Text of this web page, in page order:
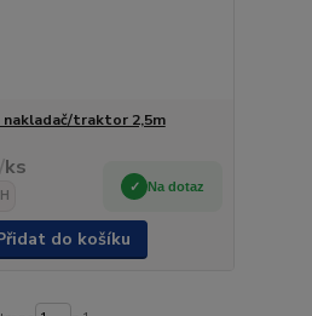
nakladač/traktor 2,5m
ks
Na dotaz
do košíku